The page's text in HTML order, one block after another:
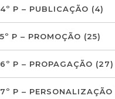
4º P – PUBLICAÇÃO (4)
5º P – PROMOÇÃO (25)
6º P – PROPAGAÇÃO (27)
7º P – PERSONALIZAÇÃO